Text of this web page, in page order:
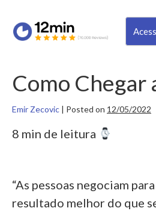
Como Chegar
Emir Zecovic | Posted on 12/05/2022
8 min de leitura
“As pessoas negociam
resultado melhor do que